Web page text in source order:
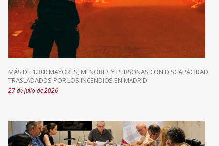
MÁS DE 1.300 MAYORES, MENORES Y PERSONAS CON DISCAPACIDAD,
TRASLADADOS POR LOS INCENDIOS EN MADRID
27 de julio de 2026